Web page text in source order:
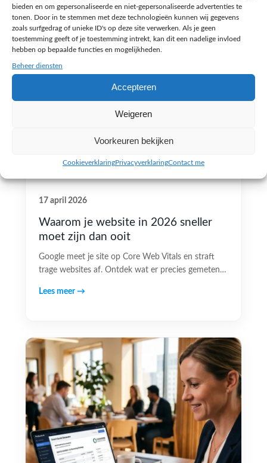
bieden en om gepersonaliseerde en niet-gepersonaliseerde advertenties te
tonen. Door in te stemmen met deze technologieën kunnen wij gegevens
zoals surfgedrag of unieke ID's op deze site verwerken. Als je geen
toestemming geeft of je toestemming intrekt, kan dit een nadelige invloed
hebben op bepaalde functies en mogelijkheden.
Beheer diensten
Accepteren
Weigeren
Voorkeuren bekijken
CookieverklaringPrivacyverklaringContact me
17 april 2026
Waarom je website in 2026 sneller
moet zijn dan ooit
Google meet je site op Core Web Vitals en straft
trage websites af. Ontdek wat er precies gemeten…
Lees meer →